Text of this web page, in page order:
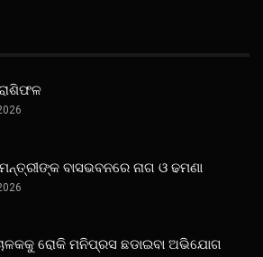
ବାସଭବନରେ ନାଗ ଓ ଢମଣା
ରୋକି ମନିପ୍ରସ ଛଡାଇବା ଅଭିଯୋଗ